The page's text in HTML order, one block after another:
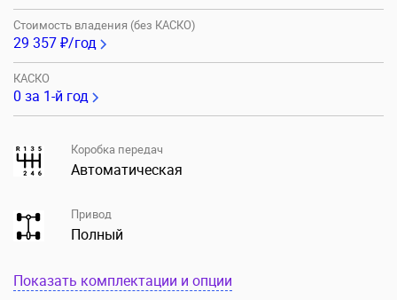
Стоимость владения (без КАСКО)
29 357 ₽/год
КАСКО
0 за 1-й год
Коробка передач
Автоматическая
Привод
Полный
Показать комплектации и опции